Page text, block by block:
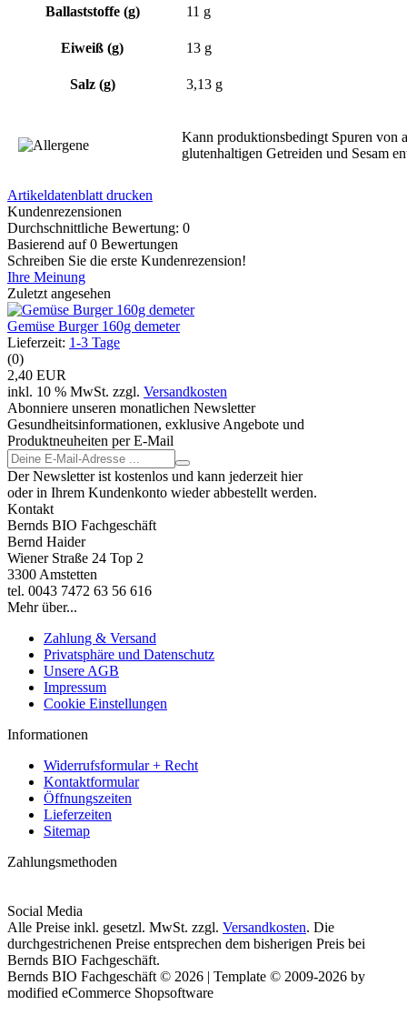
Ballaststoffe (g) 11 g
Eiweiß (g) 13 g
Salz (g) 3,13 g
Kann produktionsbedingt Spuren von
glutenhaltigen Getreiden und Sesam
Artikeldatenblatt drucken
Kundenrezensionen
Durchschnittliche Bewertung: 0
Basierend auf 0 Bewertungen
Schreiben Sie die erste Kundenrezension!
Ihre Meinung
Zuletzt angesehen
Gemüse Burger 160g demeter
Lieferzeit: 1-3 Tage
(0)
2,40 EUR
inkl. 10 % MwSt. zzgl. Versandkosten
Abonniere unseren monatlichen Newsletter
Gesundheitsinformationen, exklusive Angebote und
Produktneuheiten per E-Mail
Der Newsletter ist kostenlos und kann jederzeit hier
oder in Ihrem Kundenkonto wieder abbestellt werden.
Kontakt
Bernds BIO Fachgeschäft
Bernd Haider
Wiener Straße 24 Top 2
3300 Amstetten
tel. 0043 7472 63 56 616
Mehr über...
Zahlung & Versand
Privatsphäre und Datenschutz
Unsere AGB
Impressum
Cookie Einstellungen
Informationen
Widerrufsformular + Recht
Kontaktformular
Öffnungszeiten
Lieferzeiten
Sitemap
Zahlungsmethoden
Social Media
Alle Preise inkl. gesetzl. MwSt. zzgl. Versandkosten. Die
durchgestrichenen Preise entsprechen dem bisherigen Preis bei
Bernds BIO Fachgeschäft.
Bernds BIO Fachgeschäft © 2026 | Template © 2009-2026 by
modified eCommerce Shopsoftware